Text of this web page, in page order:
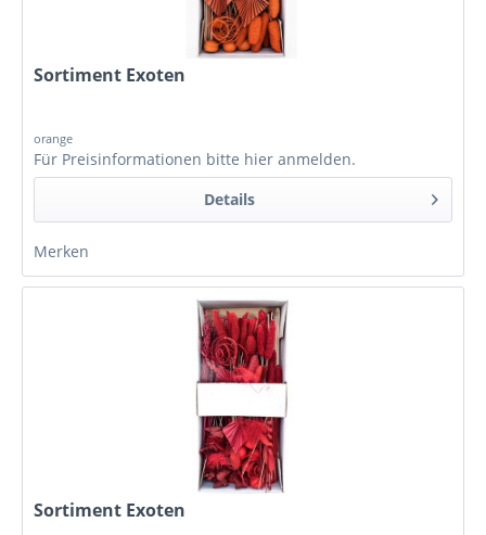
Sortiment Exoten
orange
Für Preisinformationen bitte hier anmelden.
Details
Merken
Sortiment Exoten